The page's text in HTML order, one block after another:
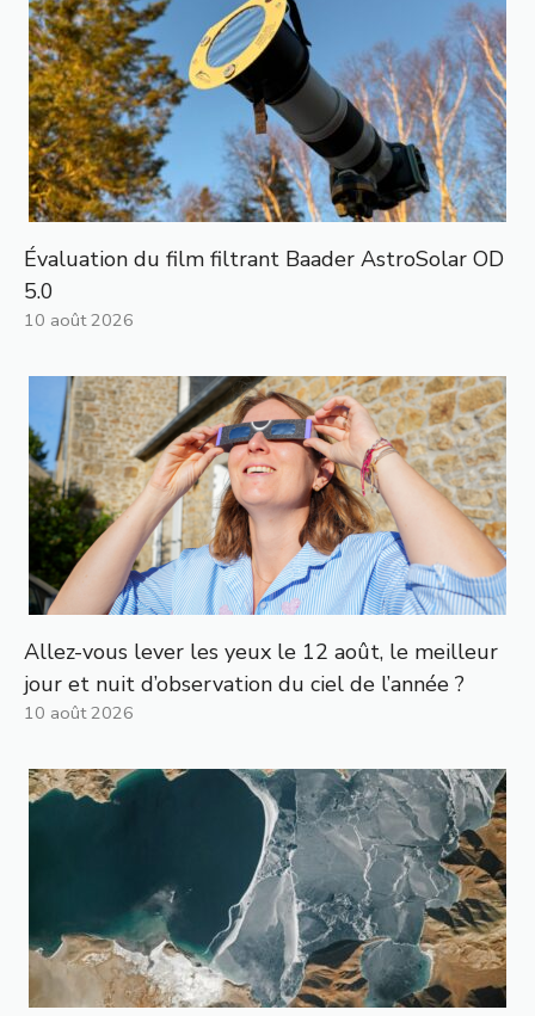
Évaluation du film filtrant Baader AstroSolar OD
5.0
10 août 2026
Allez-vous lever les yeux le 12 août, le meilleur
jour et nuit d’observation du ciel de l’année ?
10 août 2026